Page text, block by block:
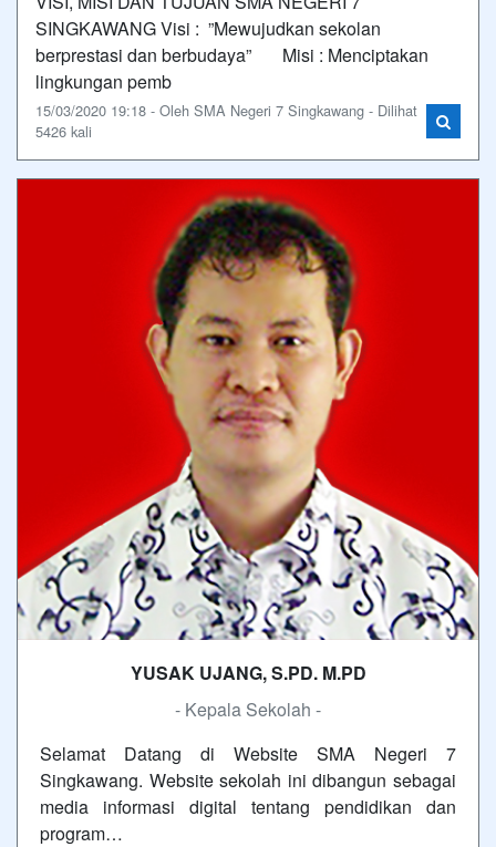
SINGKAWANG Visi : ”Mewujudkan sekolan
berprestasi dan berbudaya” Misi : Menciptakan
lingkungan pemb
15/03/2020 19:18 - Oleh SMA Negeri 7 Singkawang - Dilihat
5426 kali
YUSAK UJANG, S.PD. M.PD
- Kepala Sekolah -
Selamat Datang di Website SMA Negeri 7
Singkawang. Website sekolah ini dibangun sebagai
media informasi digital tentang pendidikan dan
program…